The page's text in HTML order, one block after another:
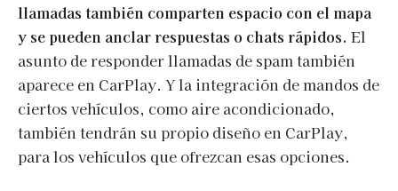
llamadas también comparten espacio con el mapa
y se pueden anclar respuestas o chats rápidos. El
asunto de responder llamadas de spam también
aparece en CarPlay. Y la integración de mandos de
ciertos vehículos, como aire acondicionado,
también tendrán su propio diseño en CarPlay,
para los vehículos que ofrezcan esas opciones.